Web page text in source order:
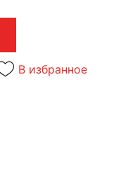
В избранное